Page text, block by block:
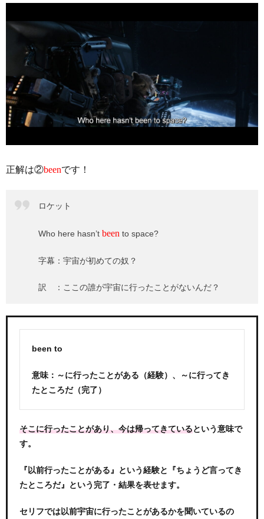
正解は②beenです！
ロケット
Who here hasn’t been to space?
字幕：宇宙が初めての奴？
訳 ：ここの誰が宇宙に行ったことがないんだ？
been to
意味：～に行ったことがある（経験）、～に行ってき
たところだ（完了）
そこに行ったことがあり、今は帰ってきているという意味で
す。
『以前行ったことがある』という経験と『ちょうど言ってき
たところだ』という完了・結果を表せます。
セリフでは以前宇宙に行ったことがあるかを聞いているの